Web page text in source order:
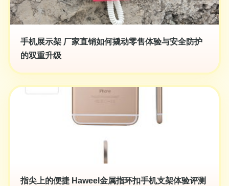
手机展示架 厂家直销如何撬动零售体验与安全防护
的双重升级
指尖上的便捷 Haweel金属指环扣手机支架体验评测